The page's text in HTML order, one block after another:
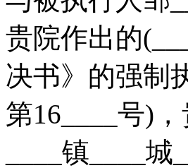
贵院作出的
决书》的强制
第16____号)
____镇____